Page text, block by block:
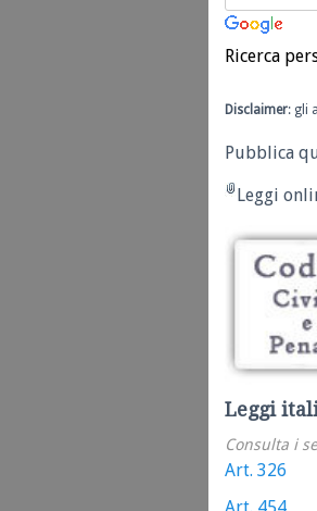
Ricerca
Disclaimer: gli
Pubblica
Leggi
Leggi
Consulta i
Art. 326